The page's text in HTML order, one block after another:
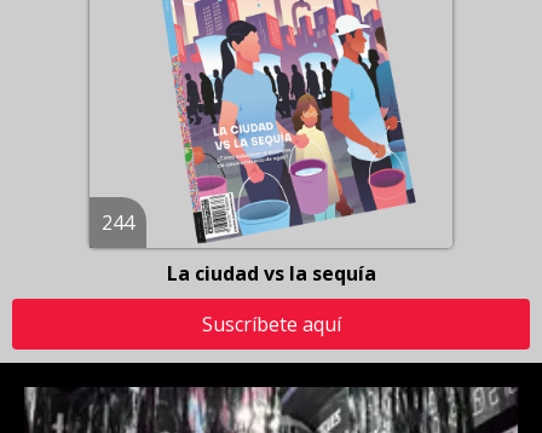
244
La ciudad vs la sequía
Suscríbete aquí